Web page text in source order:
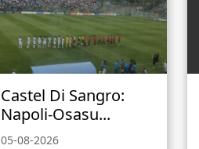
Castel Di Sangro:
Napoli-Osasu...
05-08-2026